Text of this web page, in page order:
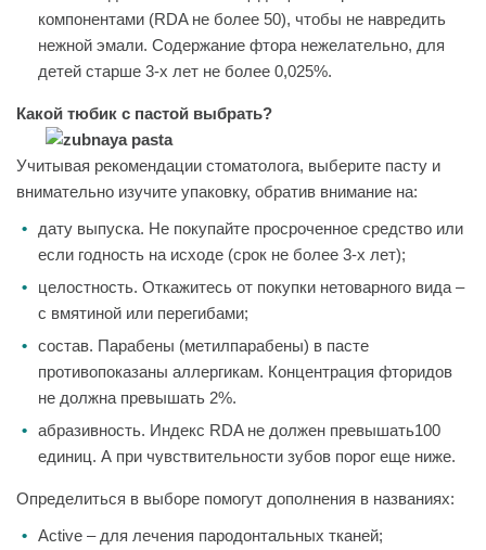
компонентами (RDA не более 50), чтобы не навредить
нежной эмали. Содержание фтора нежелательно, для
детей старше 3-х лет не более 0,025%.
Какой тюбик с пастой выбрать?
Учитывая рекомендации стоматолога, выберите пасту и
внимательно изучите упаковку, обратив внимание на:
дату выпуска. Не покупайте просроченное средство или
если годность на исходе (срок не более 3-х лет);
целостность. Откажитесь от покупки нетоварного вида –
с вмятиной или перегибами;
состав. Парабены (метилпарабены) в пасте
противопоказаны аллергикам. Концентрация фторидов
не должна превышать 2%.
абразивность. Индекс RDA не должен превышать100
единиц. А при чувствительности зубов порог еще ниже.
Определиться в выборе помогут дополнения в названиях:
Active – для лечения пародонтальных тканей;